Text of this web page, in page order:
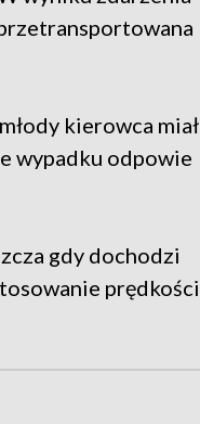
kierowca miał
wypadku odpowie
gdy dochodzi
prędkości